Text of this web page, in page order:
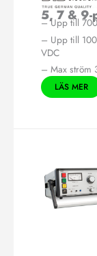
5, 7 & 9-
– Upp till
– Upp till
VDC
– Max ström
LÄS MER